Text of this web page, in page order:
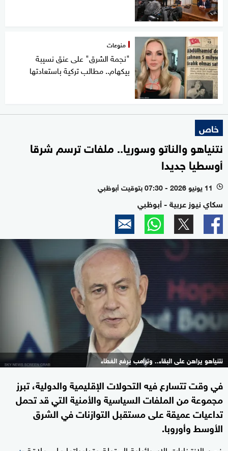
منوعات
"نجمة الشرق" على عنق نسيبة
بيكهام.. مطالب تركية باستعادتها
خاص
نتنياهو والناتو وسوريا.. ملفات ترسم شرقا
أوسطيا جديدا
l 11 يونيو 2026 - 07:30 بتوقيت أبوظبي
سكاي نيوز عربية - أبوظبي
نتنياهو يراهن على البقاء.. وترامب يرفع الغطاء
في وقت تتسارع فيه التحولات الإقليمية والدولية، تبرز
مجموعة من الملفات السياسية والأمنية التي قد تحمل
تداعيات عميقة على مستقبل التوازنات في الشرق
الأوسط وأوروبا.